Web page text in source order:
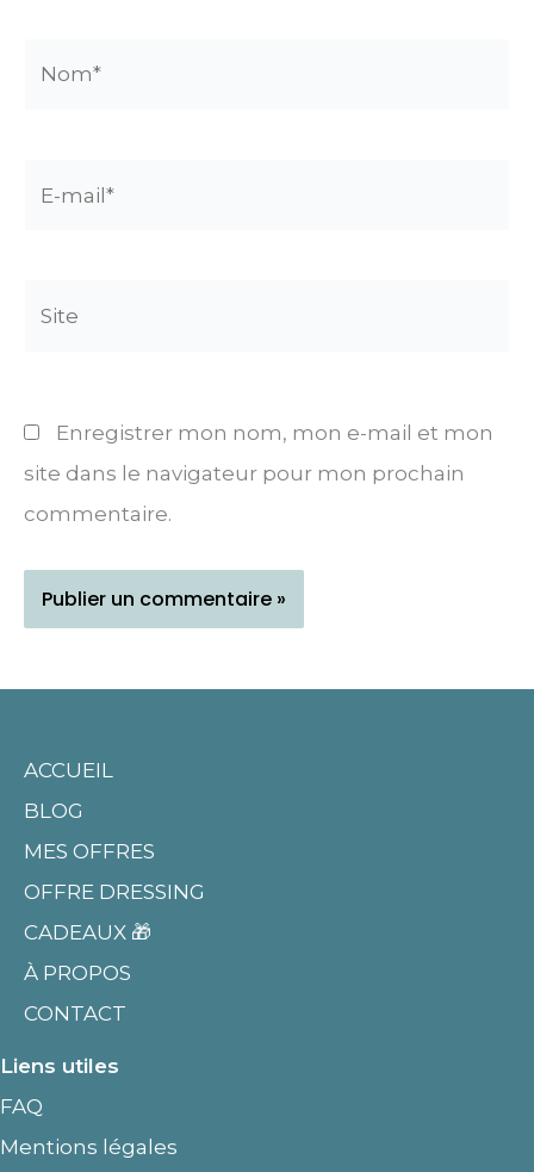
Enregistrer mon nom, mon e-mail et mon
site dans le navigateur pour mon prochain
commentaire.
ACCUEIL
BLOG
MES OFFRES
OFFRE DRESSING
CADEAUX 🎁
À PROPOS
CONTACT
Liens utiles
FAQ
Mentions légales